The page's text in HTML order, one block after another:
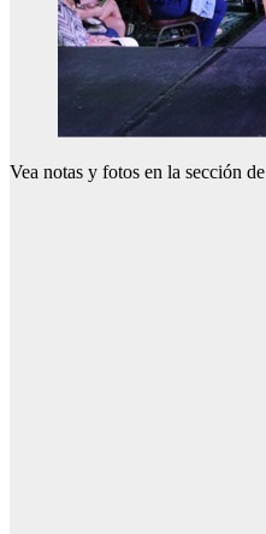
Vea notas y fotos en la sección de